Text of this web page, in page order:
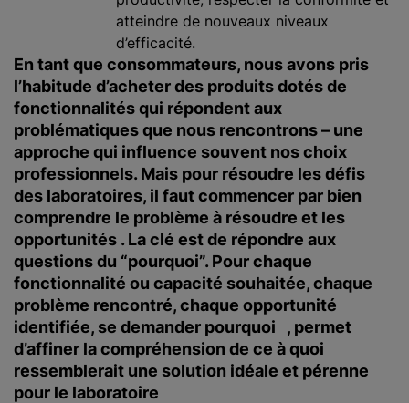
atteindre de nouveaux niveaux
d’efficacité.
En tant que consommateurs, nous avons pris
l’habitude d’acheter des produits dotés de
fonctionnalités qui répondent aux
problématiques que nous rencontrons – une
approche qui influence souvent nos choix
professionnels. Mais pour résoudre les défis
des laboratoires, il faut commencer par bien
comprendre le problème à résoudre et les
opportunités . La clé est de répondre aux
questions du “pourquoi”. Pour chaque
fonctionnalité ou capacité souhaitée, chaque
problème rencontré, chaque opportunité
identifiée, se demander pourquoi , permet
d’affiner la compréhension de ce à quoi
ressemblerait une solution idéale et pérenne
pour le laboratoire